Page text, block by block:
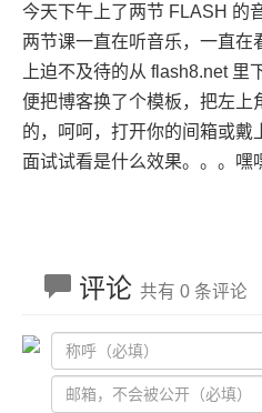
今天下午上了两节 FLASH 的
两节课一直在听音乐，一直
上迫不及待的从 flash8.net
便把博客换了个模板，把左上
的，呵呵，打开你的间箱或戴
面试试看是什么效果。。。嘿
评论 共有 0 条评论